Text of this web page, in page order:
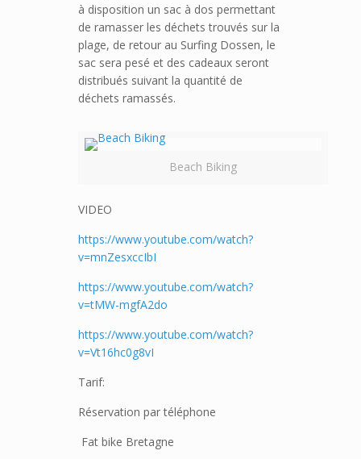
à disposition un sac à dos permettant
de ramasser les déchets trouvés sur la
plage, de retour au Surfing Dossen, le
sac sera pesé et des cadeaux seront
distribués suivant la quantité de
déchets ramassés.
Beach Biking
VIDEO
https://www.youtube.com/watch?
v=mnZesxccIbI
https://www.youtube.com/watch?
v=tMW-mgfA2do
https://www.youtube.com/watch?
v=Vt16hc0g8vI
Tarif:
Réservation par téléphone
Fat bike Bretagne